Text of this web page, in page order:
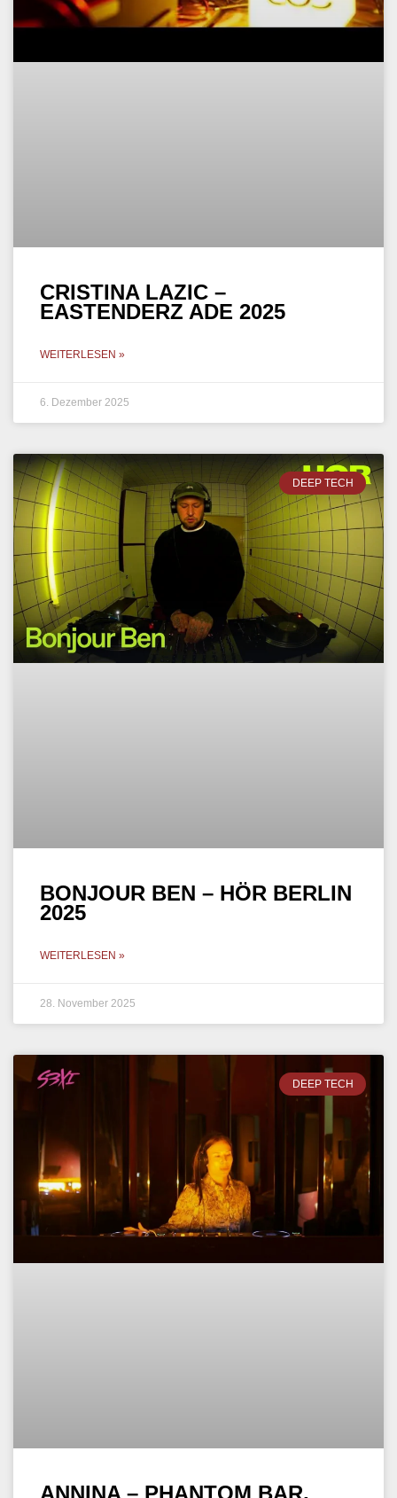
CRISTINA LAZIC –
EASTENDERZ ADE 2025
WEITERLESEN »
6. Dezember 2025
DEEP TECH
BONJOUR BEN – HÖR BERLIN
2025
WEITERLESEN »
28. November 2025
DEEP TECH